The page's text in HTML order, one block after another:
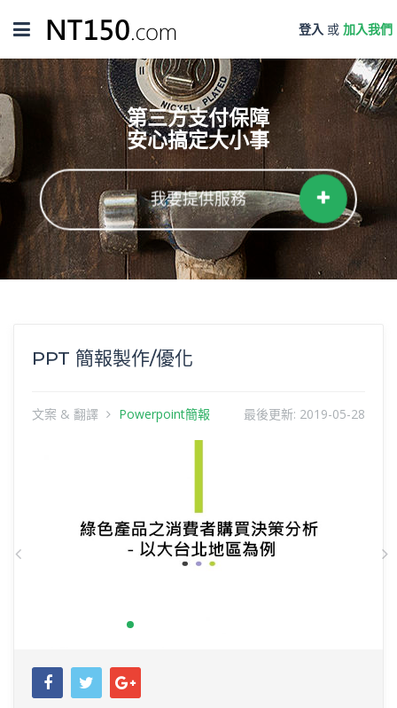
Toggle
navigation
登入 或 加入我們
第三方支付保障
安心搞定大小事
我要提供服務
PPT 簡報製作/優化
文案 & 翻譯 Powerpoint簡報 最後更新: 2019-05-28